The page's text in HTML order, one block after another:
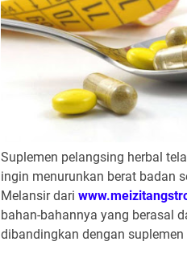
Suplemen pelangsing herbal
ingin menurunkan berat badan
Melansir dari
bahan-bahannya yang berasal
dibandingkan dengan suplemen